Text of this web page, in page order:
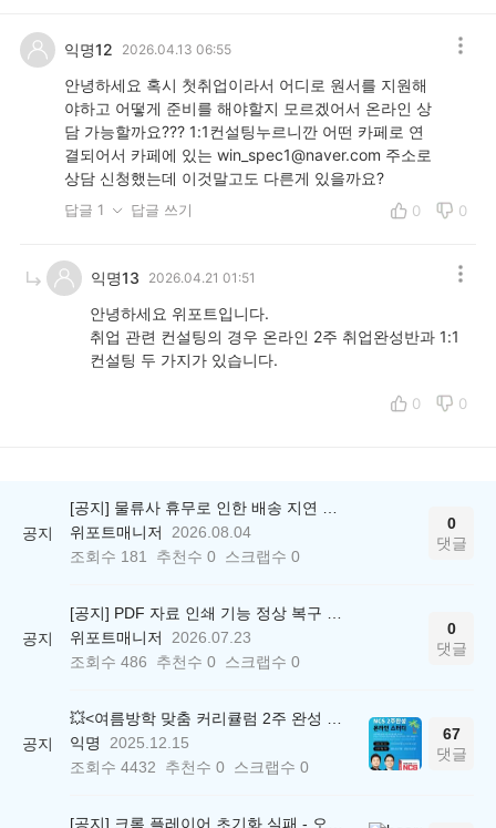
익명12 2026.04.13 06:55
안녕하세요 혹시 첫취업이라서 어디로 원서를 지원해
야하고 어떻게 준비를 해야할지 모르겠어서 온라인 상
담 가능할까요??? 1:1컨설팅누르니깐 어떤 카페로 연
결되어서 카페에 있는 win_spec1@naver.com 주소로
상담 신청했는데 이것말고도 다른게 있을까요?
답글 1 답글 쓰기 0 0
익명13 2026.04.21 01:51
안녕하세요 위포트입니다.
취업 관련 컨설팅의 경우 온라인 2주 취업완성반과 1:1
컨설팅 두 가지가 있습니다.
0 0
공지
[공지] 물류사 휴무로 인한 배송 지연 안내
위포트매니저
2026.08.04
조회수 181 추천수 0 스크랩수 0
0
댓글
공지
[공지] PDF 자료 인쇄 기능 정상 복구 안내
위포트매니저
2026.07.23
조회수 486 추천수 0 스크랩수 0
0
댓글
공지
💥<여름방학 맞춤 커리큘럼 2주 완성 무료 스터디> 모집 시작!
익명
2025.12.15
조회수 4432 추천수 0 스크랩수 0
67
댓글
[공지] 크롬 플레이어 초기화 실패 - 오류 조치 방법 안내 (Chrome 142 버전, Edge)